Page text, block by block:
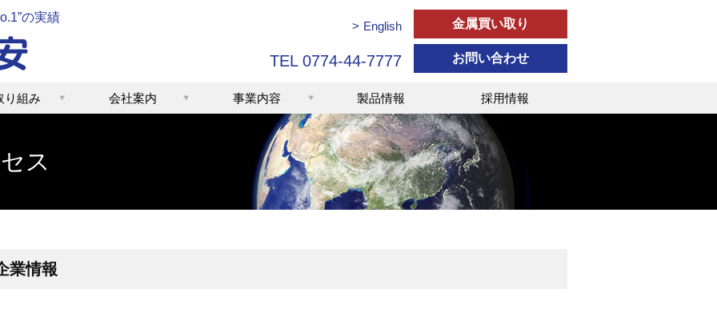
の実績 金属買い取り
> English
お問い合わせ
TEL 0774-44-7777
り組み 会社案内 事業内容 製品情報 採用情報
ス
業情報